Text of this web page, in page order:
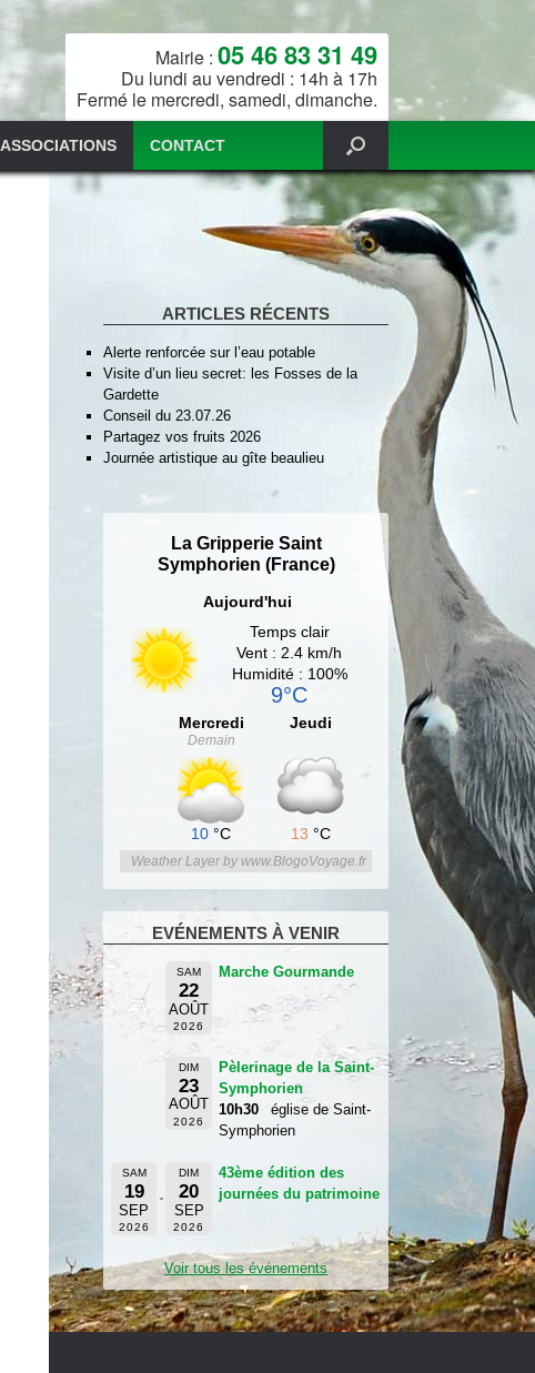
Mairie : 05 46 83 31 49
Du lundi au vendredi : 14h à 17h
Fermé le mercredi, samedi, dimanche.
ASSOCIATIONS CONTACT
ARTICLES RÉCENTS
Alerte renforcée sur l’eau potable
Visite d’un lieu secret: les Fosses de la
Gardette
Conseil du 23.07.26
Partagez vos fruits 2026
Journée artistique au gîte beaulieu
La Gripperie Saint
Symphorien (France)
Aujourd'hui
Temps clair
Vent : 2.4 km/h
Humidité : 100%
9°C
Mercredi
Demain
10 °C
Jeudi
13 °C
Weather Layer by www.BlogoVoyage.fr
EVÉNEMENTS À VENIR
SAM
22
AOÛT
2026
Marche Gourmande
DIM
23
AOÛT
2026
Pèlerinage de la Saint-
Symphorien
10h30
église de Saint-
Symphorien
SAM
19
SEP
2026
DIM
20
SEP
2026
43ème édition des
journées du patrimoine
Voir tous les événements